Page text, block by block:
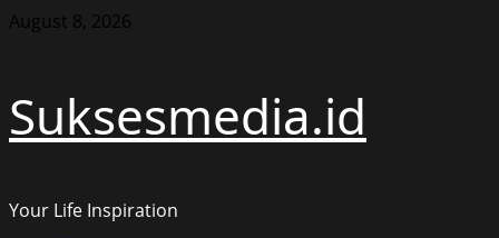
Skip
August 8, 2026
Suksesmedia.id
Your Life Inspiration